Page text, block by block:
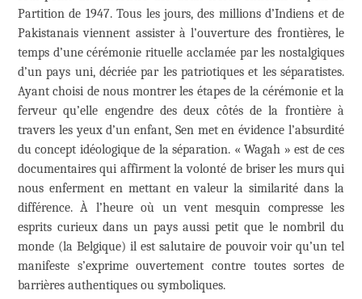
Partition de 1947. Tous les jours, des millions d’Indiens et de
Pakistanais viennent assister à l’ouverture des frontières, le
temps d’une cérémonie rituelle acclamée par les nostalgiques
d’un pays uni, décriée par les patriotiques et les séparatistes.
Ayant choisi de nous montrer les étapes de la cérémonie et la
ferveur qu’elle engendre des deux côtés de la frontière à
travers les yeux d’un enfant, Sen met en évidence l’absurdité
du concept idéologique de la séparation. « Wagah » est de ces
documentaires qui affirment la volonté de briser les murs qui
nous enferment en mettant en valeur la similarité dans la
différence. À l’heure où un vent mesquin compresse les
esprits curieux dans un pays aussi petit que le nombril du
monde (la Belgique) il est salutaire de pouvoir voir qu’un tel
manifeste s’exprime ouvertement contre toutes sortes de
barrières authentiques ou symboliques.